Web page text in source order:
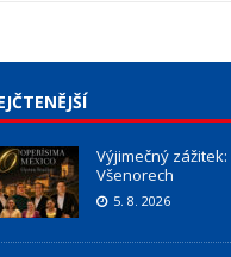
Výjimečný
Všenorech
5. 8. 2026